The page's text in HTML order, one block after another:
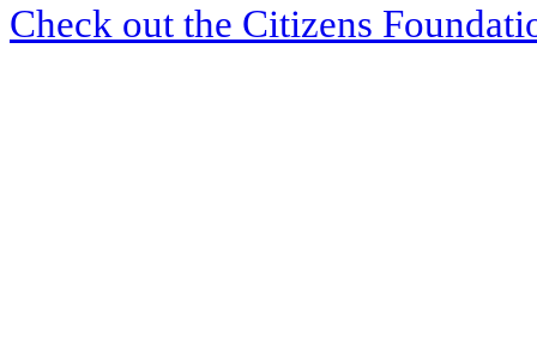
Check out the Citizens